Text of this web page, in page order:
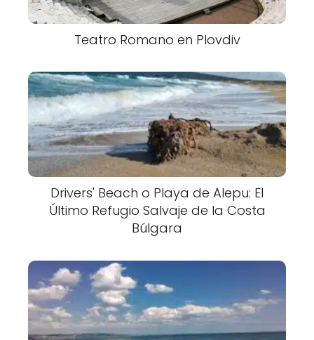
Teatro Romano en Plovdiv
Drivers' Beach o Playa de Alepu: El
Último Refugio Salvaje de la Costa
Búlgara